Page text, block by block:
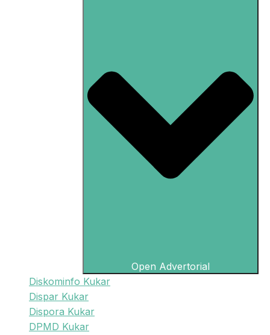
Open Advertorial
Diskominfo Kukar
Dispar Kukar
Dispora Kukar
DPMD Kukar